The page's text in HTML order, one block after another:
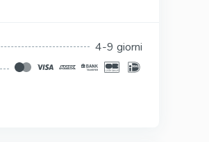
4-9 giorni